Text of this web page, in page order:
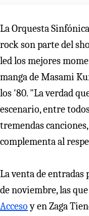
La Orquesta
rock son parte del
led los mejores
manga de Masami
los '80. "La verdad
escenario, entre
tremendas
complementa al
La venta de entradas
de noviembre, las
Accesoy en Zaga